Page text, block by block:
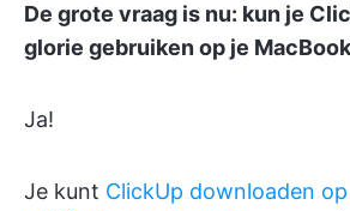
De grote vraag is nu: kun je
glorie gebruiken op je
Ja!
Je kunt ClickUp downloaden